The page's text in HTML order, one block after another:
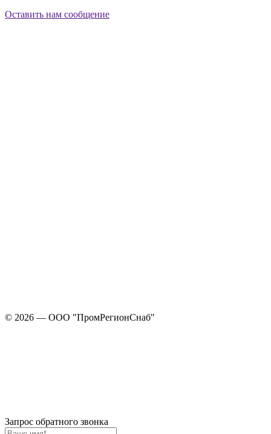
Оставить нам сообщение
© 2026 — ООО "ПромРегионСнаб"
Запрос обратного звонка